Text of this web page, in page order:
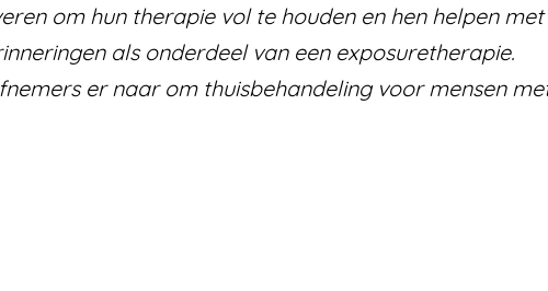
om hun therapie vol te houden en hen helpen
als onderdeel van een exposuretherapie.
er naar om thuisbehandeling voor mensen